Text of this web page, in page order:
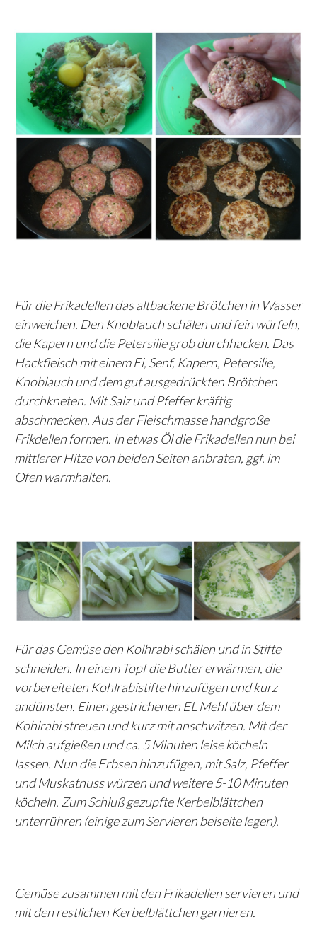
Für die Frikadellen das altbackene Brötchen in Wasser
einweichen. Den Knoblauch schälen und fein würfeln,
die Kapern und die Petersilie grob durchhacken. Das
Hackfleisch mit einem Ei, Senf, Kapern, Petersilie,
Knoblauch und dem gut ausgedrückten Brötchen
durchkneten. Mit Salz und Pfeffer kräftig
abschmecken. Aus der Fleischmasse handgroße
Frikdellen formen. In etwas Öl die Frikadellen nun bei
mittlerer Hitze von beiden Seiten anbraten, ggf. im
Ofen warmhalten.
Für das Gemüse den Kolhrabi schälen und in Stifte
schneiden. In einem Topf die Butter erwärmen, die
vorbereiteten Kohlrabistifte hinzufügen und kurz
andünsten. Einen gestrichenen EL Mehl über dem
Kohlrabi streuen und kurz mit anschwitzen. Mit der
Milch aufgießen und ca. 5 Minuten leise köcheln
lassen. Nun die Erbsen hinzufügen, mit Salz, Pfeffer
und Muskatnuss würzen und weitere 5-10 Minuten
köcheln. Zum Schluß gezupfte Kerbelblättchen
unterrühren (einige zum Servieren beiseite legen).
Gemüse zusammen mit den Frikadellen servieren und
mit den restlichen Kerbelblättchen garnieren.